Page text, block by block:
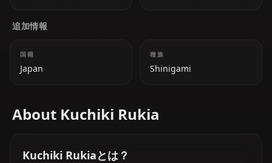
追加情報
国籍
Japan
種族
Shinigami
About Kuchiki Rukia
Kuchiki Rukiaとは？